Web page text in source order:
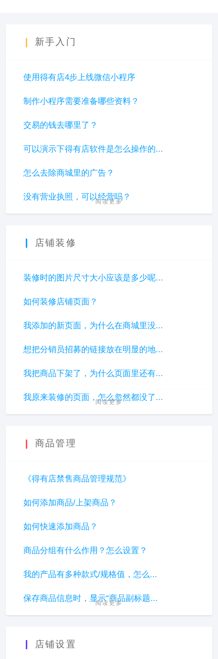
新手入门
使用得有店4步上线微信小程序
制作小程序需要准备哪些资料？
交易的钱去哪里了？
可以演示下得有店软件是怎么操作的...
怎么去除商城里的广告？
没有营业执照，可以经营吗？
阅读更多
店铺装修
装修时的图片尺寸大小应该是多少呢...
如何装修店铺页面？
我添加的新页面，为什么在商城里没...
想把分销员招募的链接放在明显的地...
我把商品下架了，为什么页面里还有...
我原来装修的页面，怎么忽然都没了...
阅读更多
商品管理
《得有店禁售商品管理规范》
如何添加商品/上架商品？
如何快速添加商品？
商品分组有什么作用？怎么设置？
我的产品有多种款式/规格值，怎么...
保存商品信息时，显示“商品副标题...
阅读更多
店铺设置